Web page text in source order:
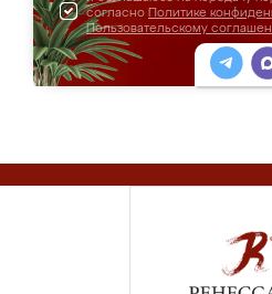
согласно Политике
Пользовательскому